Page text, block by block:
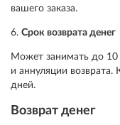
вашего заказа.
6. Срок возврата денег
Может занимать до 10
и аннуляции возврата.
дней.
Возврат денег